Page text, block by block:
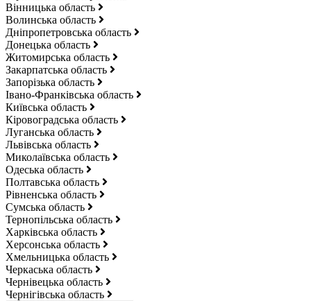
Вінницька область
Волинська область
Дніпропетровська область
Донецька область
Житомирська область
Закарпатська область
Запорізька область
Івано-Франківська область
Київська область
Кіровоградська область
Луганська область
Львівська область
Миколаївська область
Одеська область
Полтавська область
Рівненська область
Сумська область
Тернопільська область
Харківська область
Херсонська область
Хмельницька область
Черкаська область
Чернівецька область
Чернігівська область